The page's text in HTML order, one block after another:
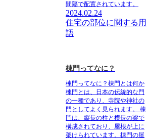
間隔で配置されています。
2024.02.24
住宅の部位に関する用
語
棟門ってなに？
棟門ってなに？棟門とは何か
棟門とは、日本の伝統的な門
の一種であり、寺院や神社の
門としてよく見られます。 棟
門は、縦長の柱と横長の梁で
構成されており、屋根が上に
架けられています。棟門の屋